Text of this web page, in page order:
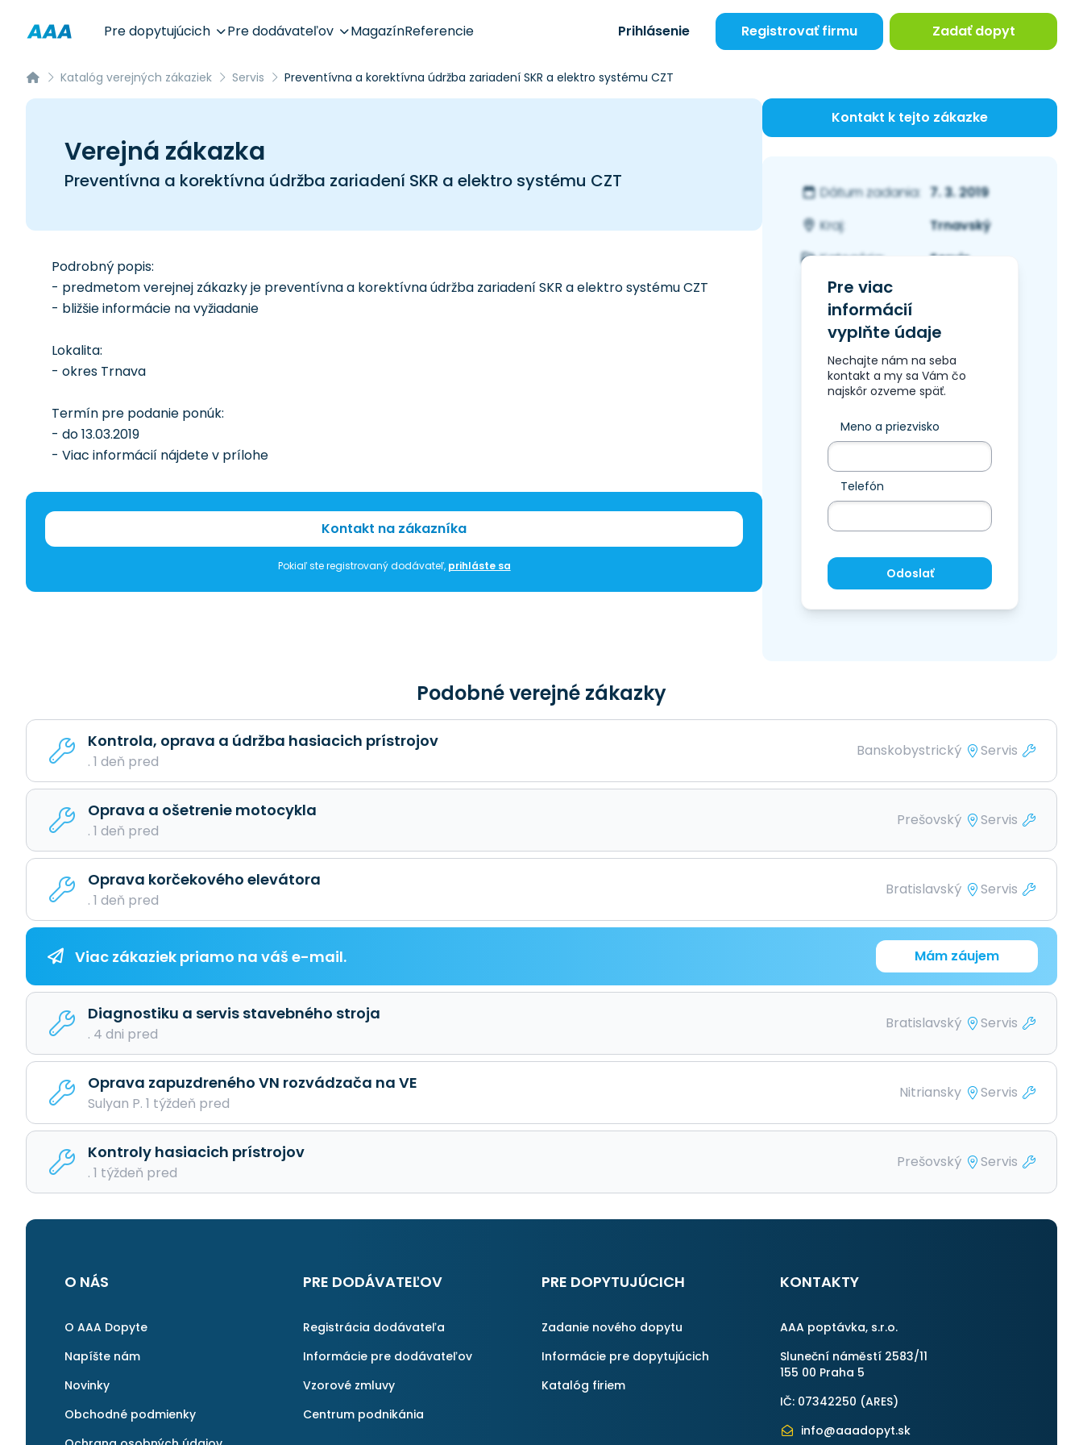
Pre dopytujúcich Pre dodávateľov MagazínReferencie Prihlásenie Registrovať firmu Zadať dopyt
Katalóg verejných zákaziek Servis Preventívna a korektívna údržba zariadení SKR a elektro systému CZT
Verejná zákazka
Preventívna a korektívna údržba zariadení SKR a elektro systému CZT
Podrobný popis:
- predmetom verejnej zákazky je preventívna a korektívna údržba zariadení SKR a elektro systému CZT
- bližšie informácie na vyžiadanie
Lokalita:
- okres Trnava
Termín pre podanie ponúk:
- do 13.03.2019
- Viac informácií nájdete v prílohe
Kontakt na zákazníka
Pokiaľ ste registrovaný dodávateľ, prihláste sa
Kontakt k tejto zákazke
Dátum zadania: 7. 3. 2019
Kraj:
Trnavský
Kategória:
Servis
Pre viac
informácií
vyplňte údaje
Nechajte nám na seba
kontakt a my sa Vám čo
najskôr ozveme späť.
Meno a priezvisko
Telefón
Odoslať
Podobné verejné zákazky
Kontrola, oprava a údržba hasiacich prístrojov
. 1 deň pred
Banskobystrický Servis
Oprava a ošetrenie motocykla
. 1 deň pred
Prešovský Servis
Oprava korčekového elevátora
. 1 deň pred
Bratislavský Servis
Viac zákaziek priamo na váš e-mail. Mám záujem
Diagnostiku a servis stavebného stroja
. 4 dni pred
Bratislavský Servis
Oprava zapuzdreného VN rozvádzača na VE
Sulyan P. 1 týždeň pred
Nitriansky Servis
Kontroly hasiacich prístrojov
. 1 týždeň pred
Prešovský Servis
O NÁS
O AAA Dopyte
Napíšte nám
Novinky
Obchodné podmienky
PRE DODÁVATEĽOV
Registrácia dodávateľa
Informácie pre dodávateľov
Vzorové zmluvy
Centrum podnikánia
PRE DOPYTUJÚCICH
Zadanie nového dopytu
Informácie pre dopytujúcich
Katalóg firiem
KONTAKTY
AAA poptávka, s.r.o.
Sluneční náměstí 2583/11
155 00 Praha 5
IČ: 07342250 (ARES)
info@aaadopyt.sk